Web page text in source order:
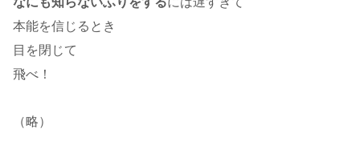
本能を信じるとき
目を閉じて
飛べ！
（略）